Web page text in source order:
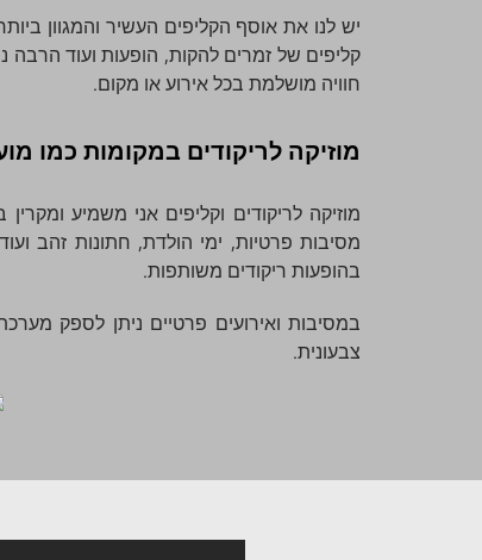
קליפים של זמרים להקות, הופעות ועוד הרבה
חוויה מושלמת בכל אירוע או מקום.
מוזיקה לריקודים במקומות כמו
מוזיקה לריקודים וקליפים אני משמיע
מסיבות פרטיות, ימי הולדת, חתונות זהב
בהופעות ריקודים משותפות.
צבעונית.